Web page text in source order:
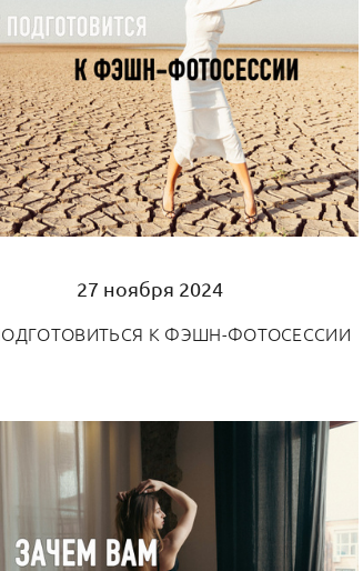
27 ноября 2024
К ФЭШН-ФОТОСЕССИИ